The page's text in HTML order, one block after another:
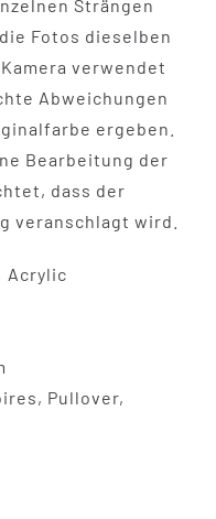
Strängen
Fotos dieselben
verwendet
Abweichungen
ergeben.
Bearbeitung der
dass der
veranschlagt wird.
Acrylic
Pullover,